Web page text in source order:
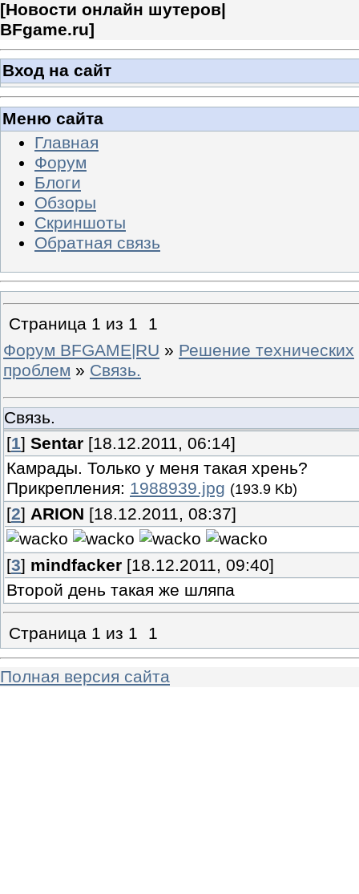
[Новости онлайн шутеров|
BFgame.ru]
Вход на сайт
Меню сайта
Главная
Форум
Блоги
Обзоры
Скриншоты
Обратная связь
Страница 1 из 1
1
Форум BFGAME|RU » Решение технических
проблем » Связь.
Связь.
[1] Sentar [18.12.2011, 06:14]
Камрады. Только у меня такая хрень?
Прикрепления: 1988939.jpg (193.9 Kb)
[2] ARION [18.12.2011, 08:37]
[3] mindfacker [18.12.2011, 09:40]
Второй день такая же шляпа
Страница 1 из 1 1
Полная версия сайта